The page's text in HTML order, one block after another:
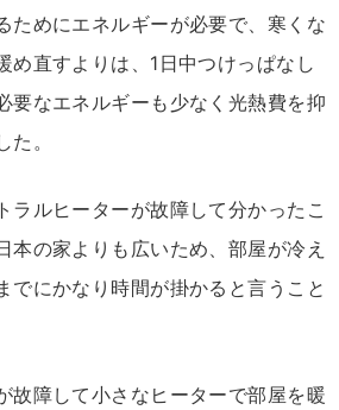
ためにエネルギーが必要で、寒くな
め直すよりは、1日中つけっぱなし
要なエネルギーも少なく光熱費を抑
。
ラルヒーターが故障して分かったこ
本の家よりも広いため、部屋が冷え
でにかなり時間が掛かると言うこと
故障して小さなヒーターで部屋を暖